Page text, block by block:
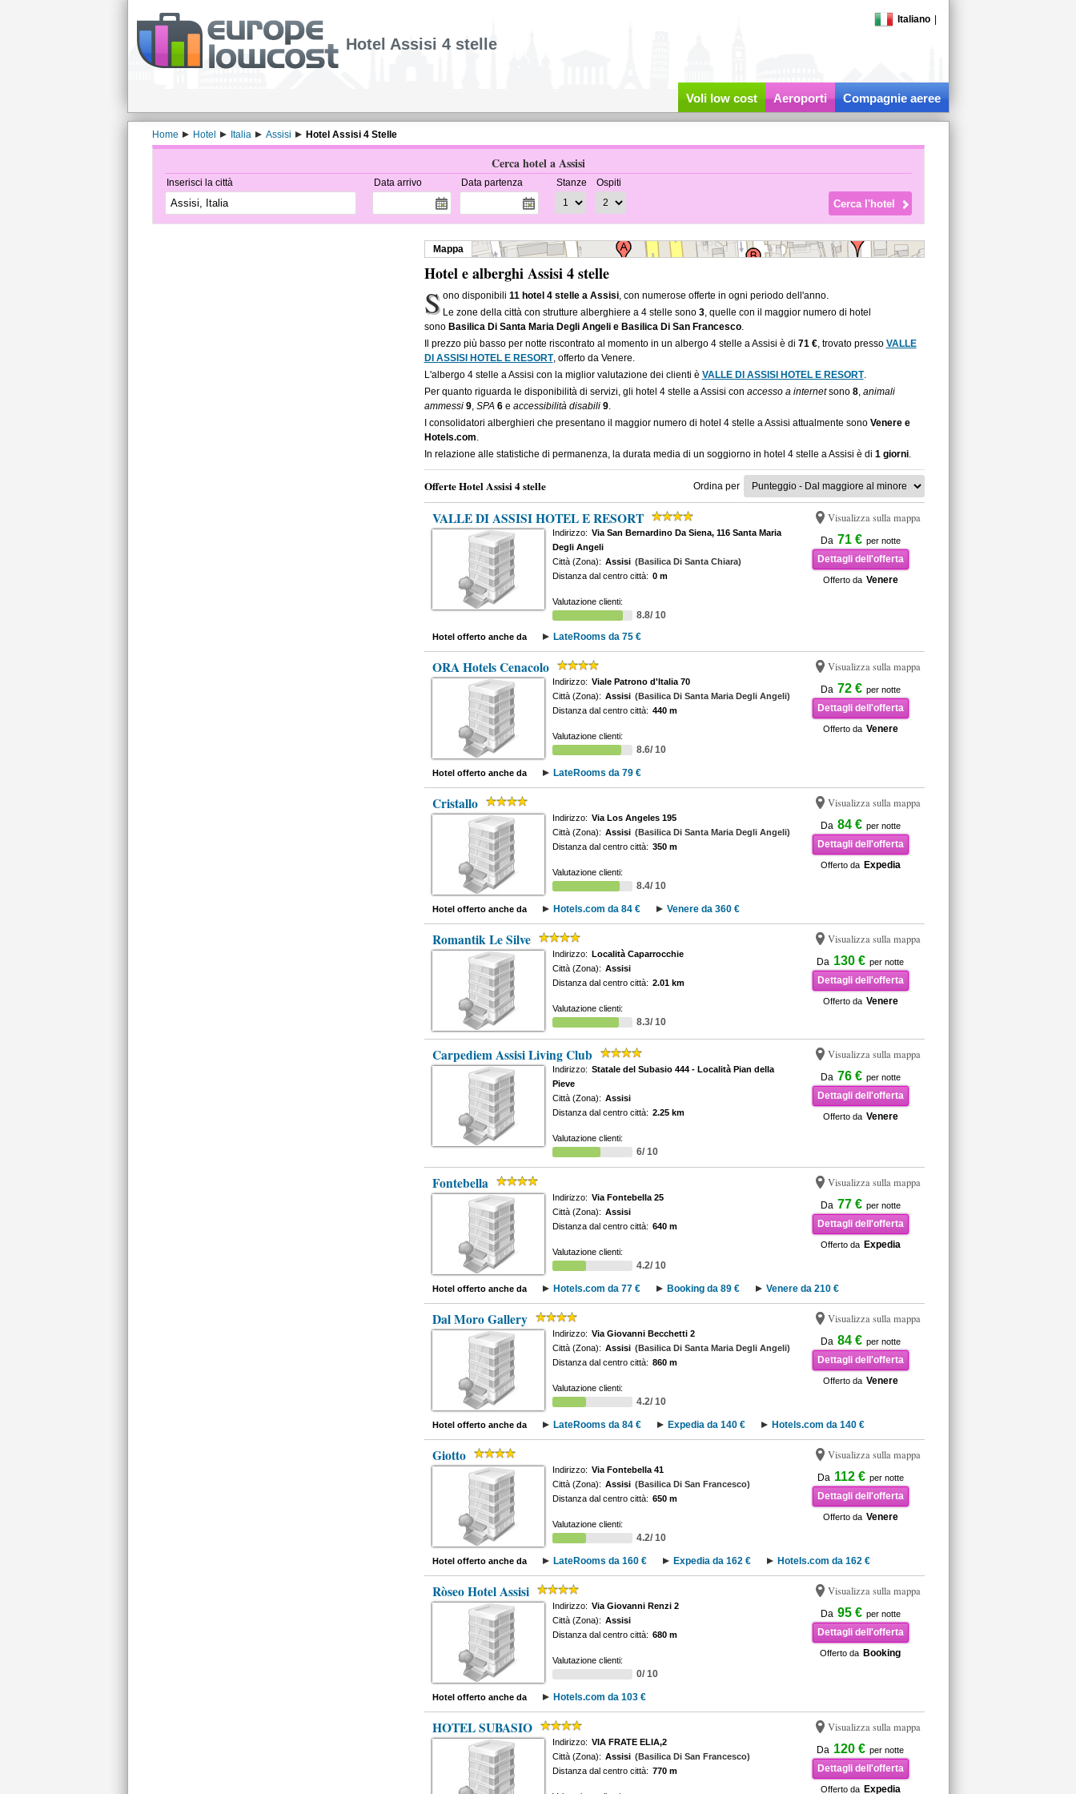
Italiano
Hotel Assisi 4 stelle
Voli low cost Aeroporti Compagnie aeree
Home Hotel Italia Assisi Hotel Assisi 4 Stelle
Cerca hotel a Assisi
Inserisci la città Data arrivo Data partenza Stanze Ospiti
Mappa
Hotel e alberghi Assisi 4 stelle
S ono disponibili11 hotel 4 stelle a Assisi, con numerose offerte in ogni periodo dell'anno.
Le zone della città con strutture alberghiere a 4 stelle sono3, quelle con il maggior numero di hotel
sono Basilica Di Santa Maria Degli Angeli e Basilica Di San Francesco.
Il prezzo più basso per notte riscontrato al momento in un albergo 4 stelle a Assisi è di 71 €, trovato presso VALLE
DI ASSISI HOTEL E RESORT, offerto da Venere.
L'albergo 4 stelle a Assisi con la miglior valutazione dei clienti è VALLE DI ASSISI HOTEL E RESORT.
Per quanto riguarda le disponibilità di servizi, gli hotel 4 stelle a Assisi con accesso a internetsono 8, animali
ammessi 9, SPA 6e accessibilità disabili 9.
I consolidatori alberghieri che presentano il maggior numero di hotel 4 stelle a Assisi attualmente sono Venere e
Hotels.com.
In relazione alle statistiche di permanenza, la durata media di un soggiorno in hotel 4 stelle a Assisi è di 1 giorni.
Offerte Hotel Assisi 4 stelle Ordina per
VALLE DI ASSISI HOTEL E RESORT Visualizza sulla mappa
Da 71 € per notte
Dettagli dell'offerta
Offerto da Venere
Indirizzo: Via San Bernardino Da Siena, 116 Santa Maria
Degli Angeli
Città (Zona): Assisi (Basilica Di Santa Chiara)
Distanza dal centro città: 0 m
Valutazione clienti:
8.8/ 10
Hotel offerto anche da LateRooms da 75 €
ORA Hotels Cenacolo Visualizza sulla mappa
Da 72 € per notte
Dettagli dell'offerta
Offerto da Venere
Indirizzo: Viale Patrono d'Italia 70
Città (Zona): Assisi (Basilica Di Santa Maria Degli Angeli)
Distanza dal centro città: 440 m
Valutazione clienti:
8.6/ 10
Hotel offerto anche da LateRooms da 79 €
Cristallo Visualizza sulla mappa
Da 84 € per notte
Dettagli dell'offerta
Offerto da Expedia
Indirizzo: Via Los Angeles 195
Città (Zona): Assisi (Basilica Di Santa Maria Degli Angeli)
Distanza dal centro città: 350 m
Valutazione clienti:
8.4/ 10
Hotel offerto anche da Hotels.com da 84 € Venere da 360 €
Romantik Le Silve Visualizza sulla mappa
Da 130 € per notte
Dettagli dell'offerta
Offerto da Venere
Indirizzo: Località Caparrocchie
Città (Zona): Assisi
Distanza dal centro città: 2.01 km
Valutazione clienti:
8.3/ 10
Carpediem Assisi Living Club Visualizza sulla mappa
Da 76 € per notte
Dettagli dell'offerta
Offerto da Venere
Indirizzo: Statale del Subasio 444 - Località Pian della
Pieve
Città (Zona): Assisi
Distanza dal centro città: 2.25 km
Valutazione clienti:
6/ 10
Fontebella Visualizza sulla mappa
Da 77 € per notte
Dettagli dell'offerta
Offerto da Expedia
Indirizzo: Via Fontebella 25
Città (Zona): Assisi
Distanza dal centro città: 640 m
Valutazione clienti:
4.2/ 10
Hotel offerto anche da Hotels.com da 77 € Booking da 89 € Venere da 210 €
Dal Moro Gallery Visualizza sulla mappa
Da 84 € per notte
Dettagli dell'offerta
Offerto da Venere
Indirizzo: Via Giovanni Becchetti 2
Città (Zona): Assisi (Basilica Di Santa Maria Degli Angeli)
Distanza dal centro città: 860 m
Valutazione clienti:
4.2/ 10
Hotel offerto anche da LateRooms da 84 € Expedia da 140 € Hotels.com da 140 €
Giotto Visualizza sulla mappa
Da 112 € per notte
Dettagli dell'offerta
Offerto da Venere
Indirizzo: Via Fontebella 41
Città (Zona): Assisi (Basilica Di San Francesco)
Distanza dal centro città: 650 m
Valutazione clienti:
4.2/ 10
Hotel offerto anche da LateRooms da 160 € Expedia da 162 € Hotels.com da 162 €
Ròseo Hotel Assisi Visualizza sulla mappa
Da 95 € per notte
Dettagli dell'offerta
Offerto da Booking
Indirizzo: Via Giovanni Renzi 2
Città (Zona): Assisi
Distanza dal centro città: 680 m
Valutazione clienti:
0/ 10
Hotel offerto anche da Hotels.com da 103 €
HOTEL SUBASIO Visualizza sulla mappa
Da 120 € per notte
Dettagli dell'offerta
Offerto da Expedia
Indirizzo: VIA FRATE ELIA,2
Città (Zona): Assisi (Basilica Di San Francesco)
Distanza dal centro città: 770 m